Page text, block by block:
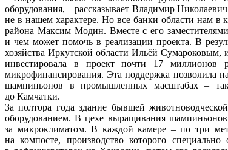
оборудования, – рассказывает Владимир
не в нашем характере. Но все банки области нам в
района Максим Модин. Вместе с его
и чем может помочь в реализации проекта. В
хозяйства Иркутской области Ильёй Сумароковым,
инвестировала в проект почти 17
микрофинансирования. Эта поддержка позволила
шампиньонов в промышленных масштабах –
до Камчатки.
За полтора года здание бывшей
оборудованием. В цехе выращивания
за микроклиматом. В каждой камере – по три
на компосте, производство которого